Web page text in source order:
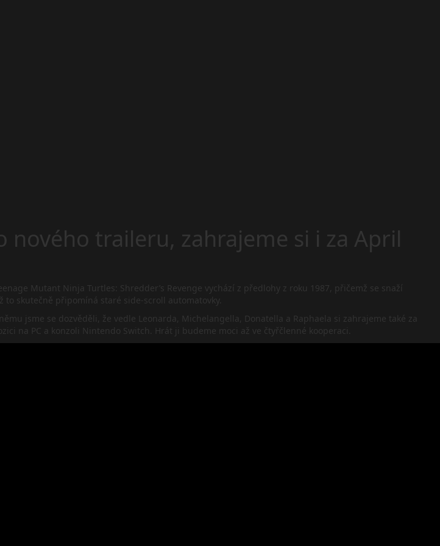
nového traileru, zahrajeme si i za April
Mutant Ninja Turtles: Shredder’s Revenge vychází z předlohy z roku 1987, přičemž se snaží
skutečně připomíná staré side-scroll automatovky.
jsme se dozvěděli, že vedle Leonarda, Michelangella, Donatella a Raphaela si zahrajeme také za
na PC a konzoli Nintendo Switch. Hrát ji budeme moci až ve čtyřčlenné kooperaci.